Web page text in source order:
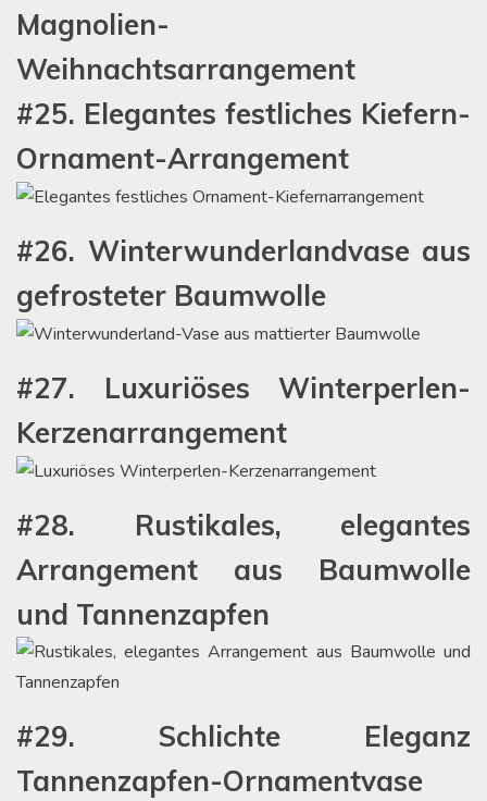
Magnolien-
Weihnachtsarrangement
#25. Elegantes festliches Kiefern-
Ornament-Arrangement
#26. Winterwunderlandvase aus
gefrosteter Baumwolle
#27. Luxuriöses Winterperlen-
Kerzenarrangement
#28. Rustikales, elegantes
Arrangement aus Baumwolle
und Tannenzapfen
#29. Schlichte Eleganz
Tannenzapfen-Ornamentvase